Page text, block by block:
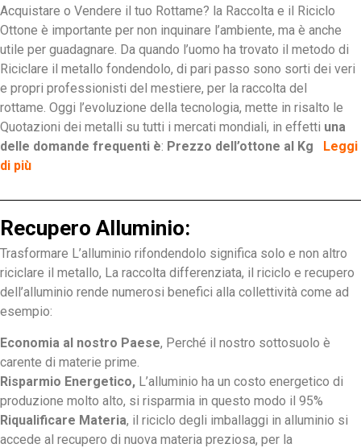
Acquistare o Vendere il tuo Rottame? la Raccolta e il Riciclo
Ottone è importante per non inquinare l’ambiente, ma è anche
utile per guadagnare. Da quando l’uomo ha trovato il metodo di
Riciclare il metallo fondendolo, di pari passo sono sorti dei veri
e propri professionisti del mestiere, per la raccolta del
rottame. Oggi l’evoluzione della tecnologia, mette in risalto le
Quotazioni dei metalli su tutti i mercati mondiali, in effetti una
delle domande frequenti è: Prezzo dell’ottone al Kg Leggi
di più
Recupero Alluminio:
Trasformare L’alluminio rifondendolo significa solo e non altro
riciclare il metallo, La raccolta differenziata, il riciclo e recupero
dell’alluminio rende numerosi benefici alla collettività come ad
esempio:
Economia al nostro Paese, Perché il nostro sottosuolo è
carente di materie prime.
Risparmio Energetico, L’alluminio ha un costo energetico di
produzione molto alto, si risparmia in questo modo il 95%
Riqualificare Materia, il riciclo degli imballaggi in alluminio si
accede al recupero di nuova materia preziosa, per la